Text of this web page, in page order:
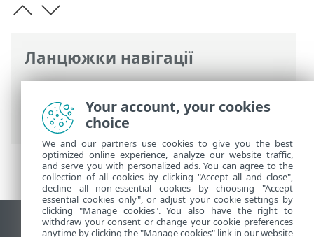
Ланцюжки навігації
Інтерактивна довідка ESET>ESET
PROTECT Hub>Використання ESET
PROTECT Hub> Журнали аудиту
Переглянути повну версію
Your account, your cookies
choice
We and our partners use cookies to give you the best
optimized online experience, analyze our website traffic,
and serve you with personalized ads. You can agree to the
collection of all cookies by clicking "Accept all and close",
decline all non-essential cookies by choosing "Accept
essential cookies only", or adjust your cookie settings by
clicking "Manage cookies". You also have the right to
withdraw your consent or change your cookie preferences
anytime by clicking the "Manage cookies" link in our website